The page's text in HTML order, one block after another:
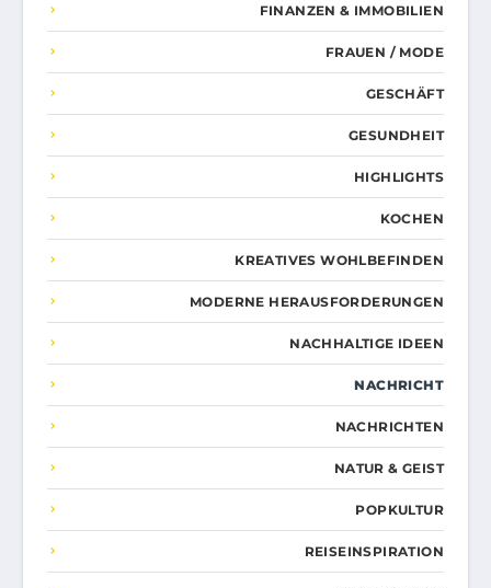
FINANZEN & IMMOBILIEN
FRAUEN / MODE
GESCHÄFT
GESUNDHEIT
HIGHLIGHTS
KOCHEN
KREATIVES WOHLBEFINDEN
MODERNE HERAUSFORDERUNGEN
NACHHALTIGE IDEEN
NACHRICHT
NACHRICHTEN
NATUR & GEIST
POPKULTUR
REISEINSPIRATION